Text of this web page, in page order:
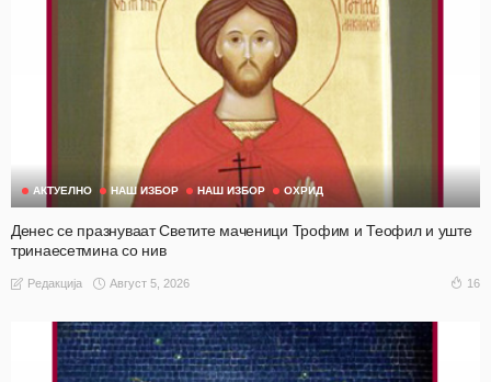
АКТУЕЛНО НАШ ИЗБОР НАШ ИЗБОР ОХРИД
Денес се празнуваат Светите маченици Трофим и Теофил и уште
тринаесетмина со нив
Редакција Август 5, 2026 16